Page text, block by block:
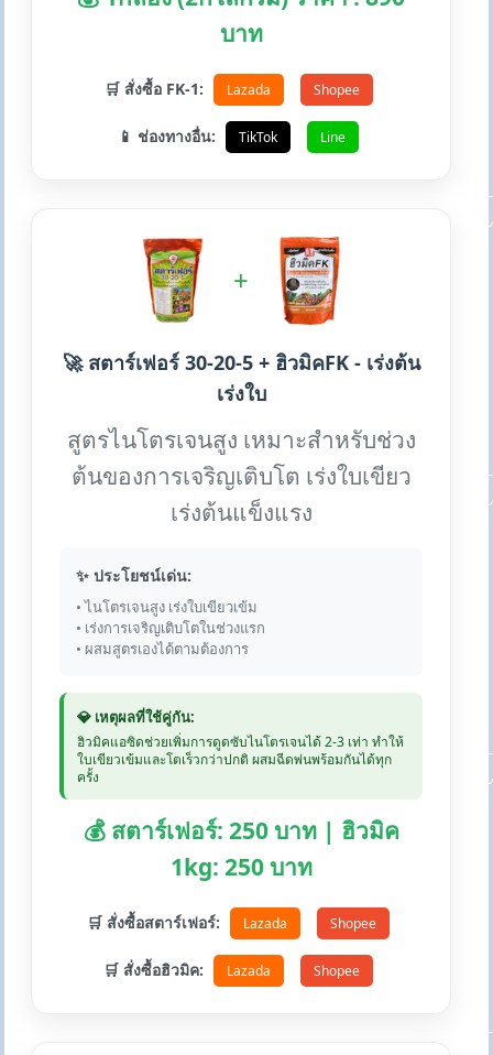
บาท
🛒 สั่งซื้อ FK-1: Lazada Shopee
📱 ช่องทางอื่น: TikTok Line
+
🚀 สตาร์เฟอร์ 30-20-5 + ฮิวมิคFK - เร่งต้น
เร่งใบ
สูตรไนโตรเจนสูง เหมาะสำหรับช่วง
ต้นของการเจริญเติบโต เร่งใบเขียว
เร่งต้นแข็งแรง
✨ ประโยชน์เด่น:
• ไนโตรเจนสูง เร่งใบเขียวเข้ม
• เร่งการเจริญเติบโตในช่วงแรก
• ผสมสูตรเองได้ตามต้องการ
💎 เหตุผลที่ใช้คู่กัน:
ฮิวมิคแอซิดช่วยเพิ่มการดูดซับไนโตรเจนได้ 2-3 เท่า ทำให้
ใบเขียวเข้มและโตเร็วกว่าปกติ ผสมฉีดพ่นพร้อมกันได้ทุก
ครั้ง
💰 สตาร์เฟอร์: 250 บาท | ฮิวมิค
1kg: 250 บาท
🛒 สั่งซื้อสตาร์เฟอร์: Lazada Shopee
🛒 สั่งซื้อฮิวมิค: Lazada Shopee